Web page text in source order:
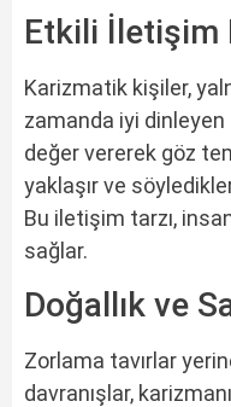
Etkili İletişim
Karizmatik kişiler,
zamanda iyi dinleyen
değer vererek göz
yaklaşır ve
Bu iletişim tarzı,
sağlar.
Doğallık ve
Zorlama tavırlar
davranışlar,